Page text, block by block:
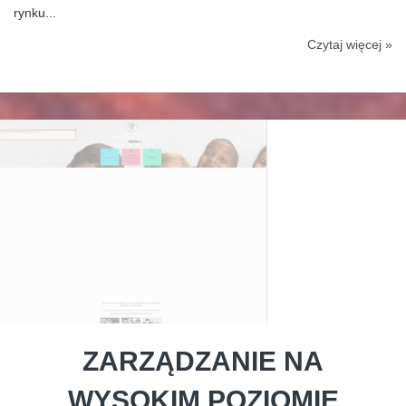
rynku...
Czytaj więcej »
ZARZĄDZANIE NA